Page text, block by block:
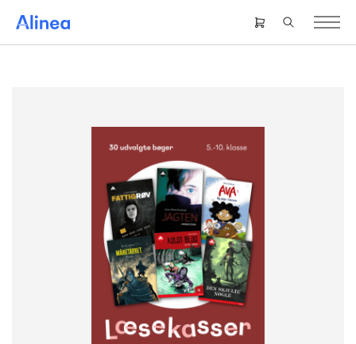
hovedindhold
Header
right